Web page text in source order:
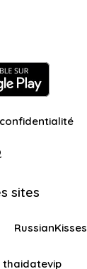
sites
RussianKisses
thaidatevip